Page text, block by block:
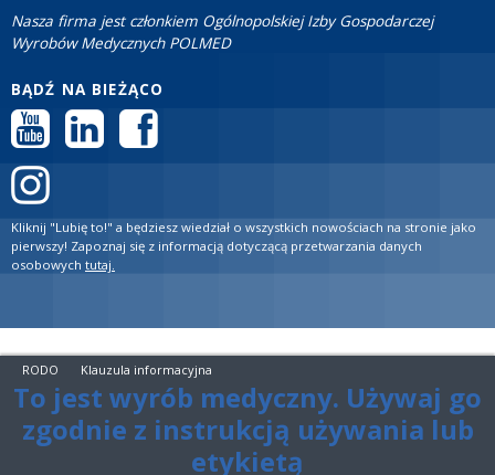
Nasza firma jest członkiem Ogólnopolskiej Izby Gospodarczej
Wyrobów Medycznych POLMED
BĄDŹ NA BIEŻĄCO
Kliknij "Lubię to!" a będziesz wiedział o wszystkich nowościach na stronie jako
pierwszy! Zapoznaj się z informacją dotyczącą przetwarzania danych
osobowych tutaj.
RODO Klauzula informacyjna
To jest wyrób medyczny. Używaj go
zgodnie z instrukcją używania lub
etykietą